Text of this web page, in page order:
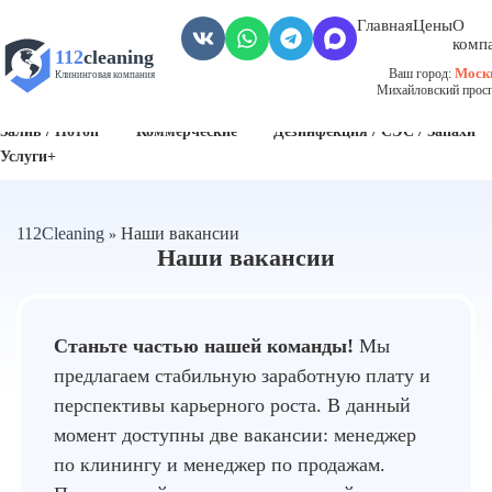
112cleaning
Клининговая компания
ГлавнаяЦеныО
Ваш город:
Михайловский
Залив / Потоп
Коммерческие
Дезинфекция / СЭС / Запахи
Услуги+
112Cleaning » Наши вакансии
Наши вакансии
Станьте частью нашей команды! Мы
предлагаем стабильную заработную плату и
перспективы карьерного роста. В данный
момент доступны две вакансии: менеджер
по клинингу и менеджер по продажам.
Обязанности:
- Контроль выполнения задач сотрудников на
задач среди клинингового персонала. -